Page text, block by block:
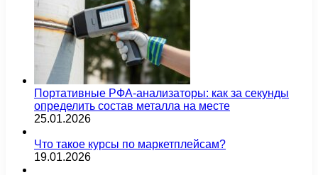
Портативные РФА-анализаторы: как за секунды
определить состав металла на месте
25.01.2026
Что такое курсы по маркетплейсам?
19.01.2026